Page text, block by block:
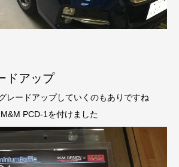
ドアップ
レードアップしていくのもありですね
PCD-1を付けました